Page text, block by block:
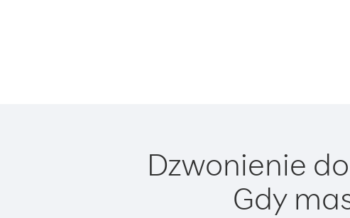
Dzwonienie
Gdy